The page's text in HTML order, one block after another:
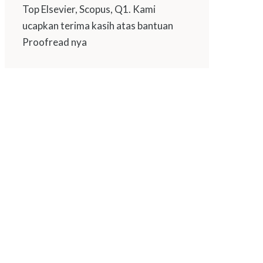
Top Elsevier, Scopus, Q1. Kami
ucapkan terima kasih atas bantuan
Proofread nya